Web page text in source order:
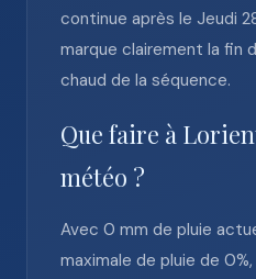
continue après le Jeudi
marque clairement la fin
chaud de la séquence.
Que faire à
météo ?
Avec 0 mm de pluie
maximale de pluie de